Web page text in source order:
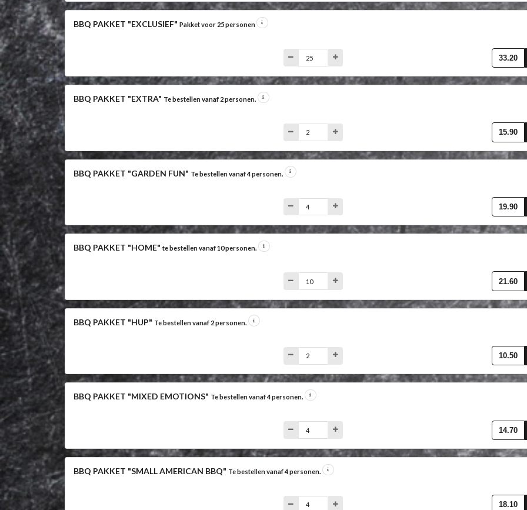
BBQ PAKKET "EXCLUSIEF" Pakket voor 25 personen
33.20
BBQ PAKKET "EXTRA" Te bestellen vanaf 2 personen.
15.90
BBQ PAKKET "GARDEN FUN" Te bestellen vanaf 4 personen.
19.90
BBQ PAKKET "HOME"te bestellen vanaf 10 personen.
21.60
BBQ PAKKET "HUP" Te bestellen vanaf 2 personen.
10.50
BBQ PAKKET "MIXED EMOTIONS" Te bestellen vanaf 4 personen.
14.70
BBQ PAKKET "SMALL AMERICAN BBQ" Te bestellen vanaf 4 personen.
18.10